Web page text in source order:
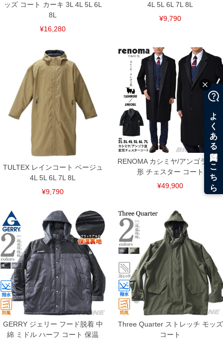
ッズ コート カーキ 3L 4L 5L 6L
8L
¥16,280
4L 5L 6L 7L 8L
¥9,790
TULTEX レインコート ベージュ
4L 5L 6L 7L 8L
¥9,790
RENOMA カシミヤ/アンゴラ混 変
形 チェスター コート
¥49,900
GERRY ジェリー フード脱着 中
綿 ミドル ハーフ コート 保温
Three Quarter ストレッチ モッズ
コート